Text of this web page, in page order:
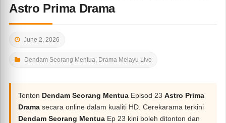
Astro Prima Drama
June 2, 2026
Dendam Seorang Mentua, Drama Melayu Live
Tonton Dendam Seorang Mentua Episod 23Astro Prima
Drama secara online dalam kualiti HD. Cerekarama terkini
Dendam Seorang Mentua Ep 23 kini boleh ditonton dan